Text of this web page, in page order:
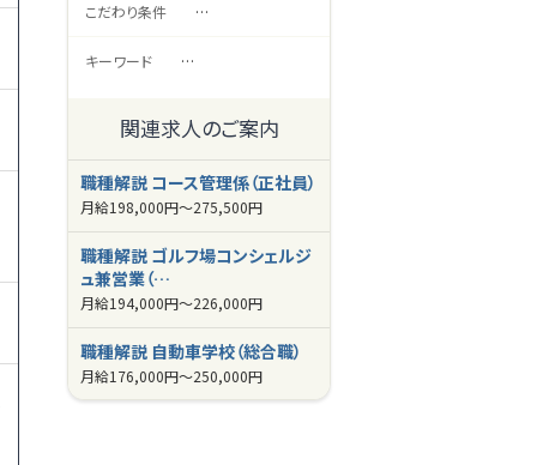
こだわり条件 …
キーワード …
関連求人のご案内
職種解説 コース管理係（正社員）
月給198,000円～275,500円
職種解説 ゴルフ場コンシェルジ
ュ兼営業（…
月給194,000円～226,000円
職種解説 自動車学校（総合職）
月給176,000円～250,000円